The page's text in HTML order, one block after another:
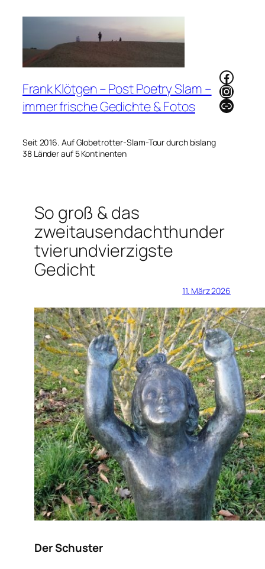
Frank Klötgen – Post Poetry Slam –
immer frische Gedichte & Fotos
Seit 2016. Auf Globetrotter-Slam-Tour durch bislang
38 Länder auf 5 Kontinenten
Link
So groß & das
zweitausendachthunder
tvierundvierzigste
Gedicht
11. März 2026
Der Schuster